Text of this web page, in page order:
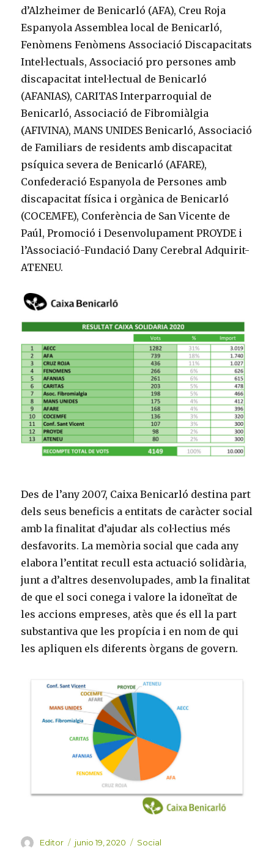
d’Alzheimer de Benicarló (AFA), Creu Roja
Espanyola Assemblea local de Benicarló,
Fenòmens Fenòmens Associació Discapacitats
Intel·lectuals, Associació pro persones amb
discapacitat intel·lectual de Benicarló
(AFANIAS), CARITAS Interparroquial de
Benicarló, Associació de Fibromiàlgia
(AFIVINA), MANS UNIDES Benicarló, Associació
de Familiars de residents amb discapacitat
psíquica severa de Benicarló (AFARE),
Confederació Espanyola de Persones amb
discapacitat física i orgànica de Benicarló
(COCEMFE), Conferència de San Vicente de
Paúl, Promoció i Desenvolupament PROYDE i
l’Associació-Fundació Dany Cerebral Adquirit-
ATENEU.
Des de l’any 2007, Caixa Benicarló destina part
dels seus beneficis a entitats de caràcter social
amb la finalitat d’ajudar als col·lectius més
desfavorits. La memòria social que cada any
elabora l’entitat recull esta actuació solidària,
junt a d’altres desenvolupades, amb la finalitat
de que el soci conega i valore la idoneïtat de
les accions empreses, atès que és ell la part
substantiva que les propícia i en nom de qui
les apliquen els diferents òrgans de govern.
Autor
Editor
Publicado
junio 19, 2020 Categorías
Social